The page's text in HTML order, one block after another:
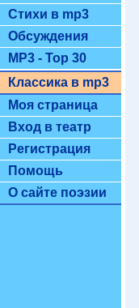
Стихи в mp3
Обсуждения
MP3 - Top 30
Классика в mp3
Моя страница
Вход в театр
Регистрация
Помощь
О сайте поэзии